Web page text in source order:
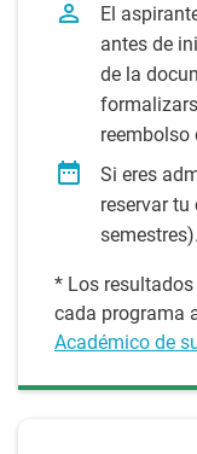
El
antes de
de la
reembolso
Si eres
reservar
semestres).
* Los
cada programa
Académico de